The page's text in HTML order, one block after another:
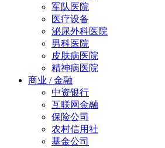
军队医院
医疗设备
泌尿外科医院
男科医院
皮肤病医院
精神病医院
商业 / 金融
中资银行
互联网金融
保险公司
农村信用社
基金公司